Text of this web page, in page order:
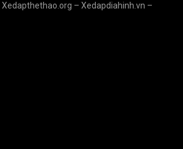
Xedapthethao.org – Xedapdiahinh.vn –